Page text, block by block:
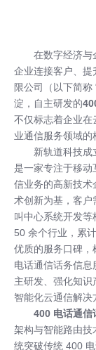
在数字经济与
企业连接客户、提
限公司（以下简称
淀，自主研发的
不仅标志着企业在
业通信服务领域的
新轨道科技成
是一家专注于移
信业务的高新技术
术创新为基，客户
叫中心系统开发
50 余个行业，累
优质的服务口碑，
电话通信话务信
主研发、强化知
智能化云通信解决
400 电话通信
架构与智能路由技
统突破传统 400